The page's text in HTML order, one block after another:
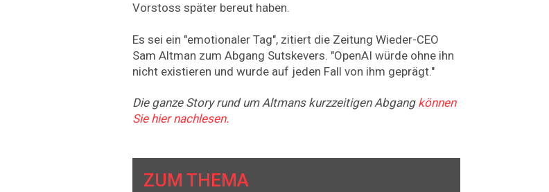
Vorstoss später bereut haben.
Es sei ein "emotionaler Tag", zitiert die Zeitung Wieder-CEO
Sam Altman zum Abgang Sutskevers. "OpenAI würde ohne ihn
nicht existieren und wurde auf jeden Fall von ihm geprägt."
Die ganze Story rund um Altmans kurzzeitigen Abgang können
Sie hier nachlesen.
ZUM THEMA